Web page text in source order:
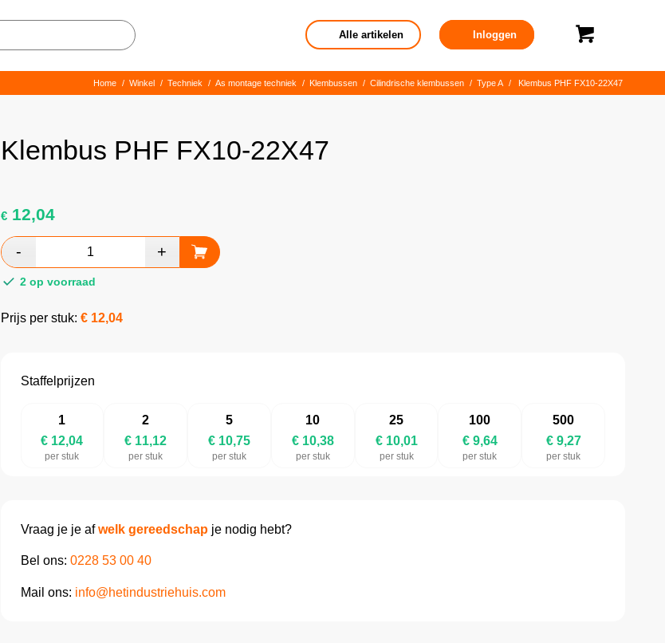
Alle artikelen Inloggen
Home / Winkel / Techniek / As montage techniek / Klembussen / Cilindrische klembussen / Type A / Klembus PHF FX10-22X47
Klembus PHF FX10-22X47
€12,04
2 op voorraad
Prijs per stuk: € 12,04
Staffelprijzen
1
€ 12,04
per stuk
2
€ 11,12
per stuk
5
€ 10,75
per stuk
10
€ 10,38
per stuk
25
€ 10,01
per stuk
100
€ 9,64
per stuk
500
€ 9,27
per stuk
Vraag je je afwelk gereedschapje nodig hebt?
Bel ons: 0228 53 00 40
Mail ons: info@hetindustriehuis.com